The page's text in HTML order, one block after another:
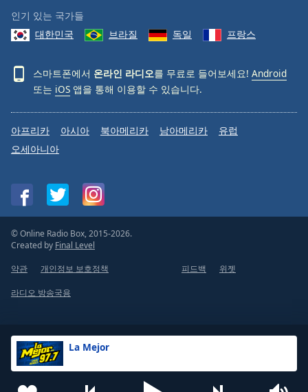
La Mejor
인기 있는 국가들
대한민국
브라질 독일 프랑스
스마트폰에서 온라인 라디오를 무료로 들어보세요! Android
또는 iOS 앱을 통해 이용할 수 있습니다.
아프리카 아시아 북아메리카 남아메리카
유럽
오세아니아
© Online Radio Box, 2015-2026.
Created by Final Level
약관
개인정보 보호정책 피드백 위젯
라디오 방송국용